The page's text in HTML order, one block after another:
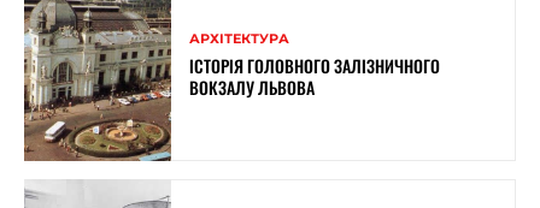
АРХІТЕКТУРА
ІСТОРІЯ ГОЛОВНОГО ЗАЛІЗНИЧНОГО
ВОКЗАЛУ ЛЬВОВА